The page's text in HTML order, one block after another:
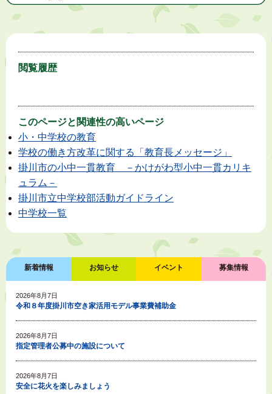
閲覧履歴
このページと 関連性の高いページ
小・中学校の教育
学校の働き方改革に関する「教育長メッセージ」
掛川市の小中一貫教育 －かけがわ型小中一貫カリキ
ュラム－
掛川市立中学校部活動ガイドライン
中学校一覧
新着情報 お知らせ イベント 募集情報
2026年8月7日
令和８年度掛川市空き家活用モデル事業費補助金
2026年8月7日
指定管理者公募中の施設について
2026年8月7日
安全に花火を楽しみましょう